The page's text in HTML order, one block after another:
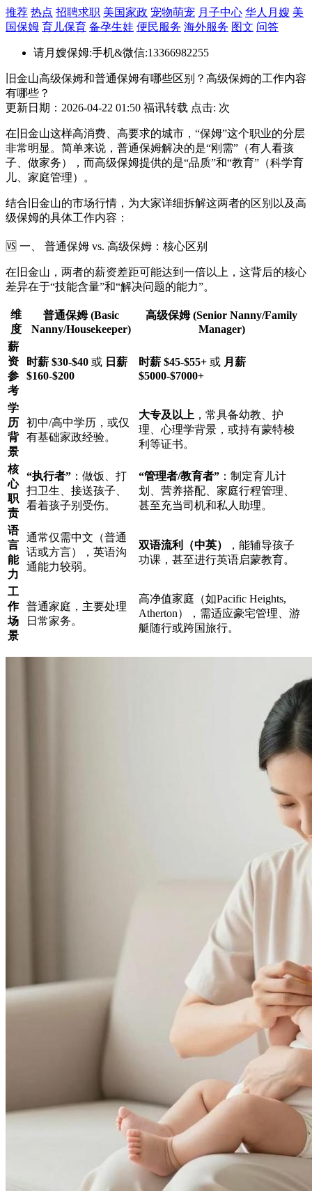
推荐 热点 招聘求职 美国家政 宠物萌宠 月子中心 华人月嫂 美
国保姆 育儿保育 备孕生娃 便民服务 海外服务 图文 问答
请月嫂保姆:手机&微信:13366982255
旧金山高级保姆和普通保姆有哪些区别？高级保姆的工作内容
有哪些？
更新日期：2026-04-22 01:50 福讯转载 点击: 次
在旧金山这样高消费、高要求的城市，“保姆”这个职业的分层
非常明显。简单来说，普通保姆解决的是“刚需”（有人看孩
子、做家务），而高级保姆提供的是“品质”和“教育”（科学育
儿、家庭管理）。
结合旧金山的市场行情，为大家详细拆解这两者的区别以及高
级保姆的具体工作内容：
🆚 一、 普通保姆 vs. 高级保姆：核心区别
在旧金山，两者的薪资差距可能达到一倍以上，这背后的核心
差异在于“技能含量”和“解决问题的能力”。
维
度
普通保姆 (Basic
Nanny/Housekeeper)
高级保姆 (Senior Nanny/Family
Manager)
薪
资
参
考
时薪 $30-$40 或 日薪
$160-$200
时薪 $45-$55+ 或 月薪
$5000-$7000+
学
历
背
景
初中/高中学历，或仅
有基础家政经验。
大专及以上 ，常具备幼教、护
理、心理学背景，或持有蒙特梭
利等证书。
核
心
职
责
“执行者” ：做饭、打
扫卫生、接送孩子、
看着孩子别受伤。
“管理者/教育者” ：制定育儿计
划、营养搭配、家庭行程管理、
甚至充当司机和私人助理。
语
言
能
力
通常仅需中文（普通
话或方言），英语沟
通能力较弱。
双语流利（中英）
，能辅导孩子
功课，甚至进行英语启蒙教育。
工
作
场
景
普通家庭，主要处理
日常家务。
高净值家庭（如Pacific Heights,
Atherton），需适应豪宅管理、游
艇随行或跨国旅行。